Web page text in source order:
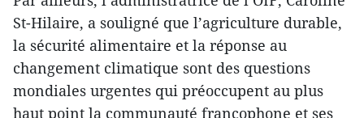
St-Hilaire, a souligné que l’agriculture durable,
la sécurité alimentaire et la réponse au
changement climatique sont des questions
mondiales urgentes qui préoccupent au plus
haut point la communauté francophone et ses